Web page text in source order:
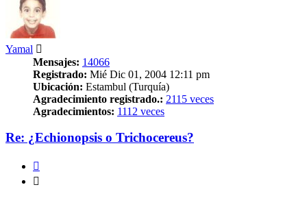
Yamal
Mensajes: 14066
Registrado: Mié Dic 01, 2004 12:11 pm
Ubicación: Estambul (Turquía)
Agradecimiento registrado.: 2115 veces
Agradecimientos: 1112 veces
Re: ¿Echionopsis o Trichocereus?